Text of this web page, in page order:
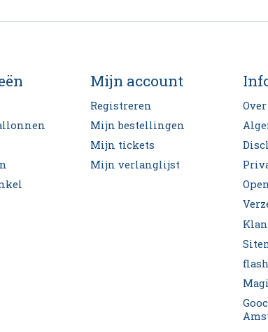
Mijn account
Registreren
Mijn bestellingen
Mijn tickets
Mijn verlanglijst
flash